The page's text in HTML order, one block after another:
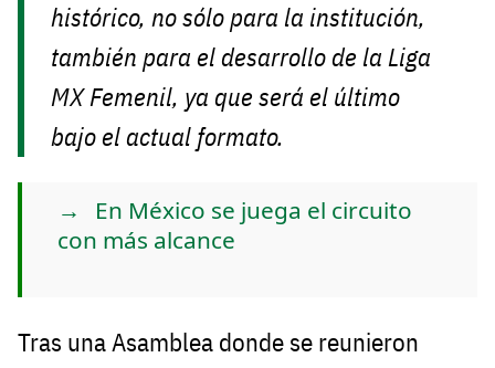
histórico, no sólo para la institución,
también para el desarrollo de la Liga
MX Femenil, ya que será el último
bajo el actual formato.
En México se juega el circuito
con más alcance
Tras una Asamblea donde se reunieron